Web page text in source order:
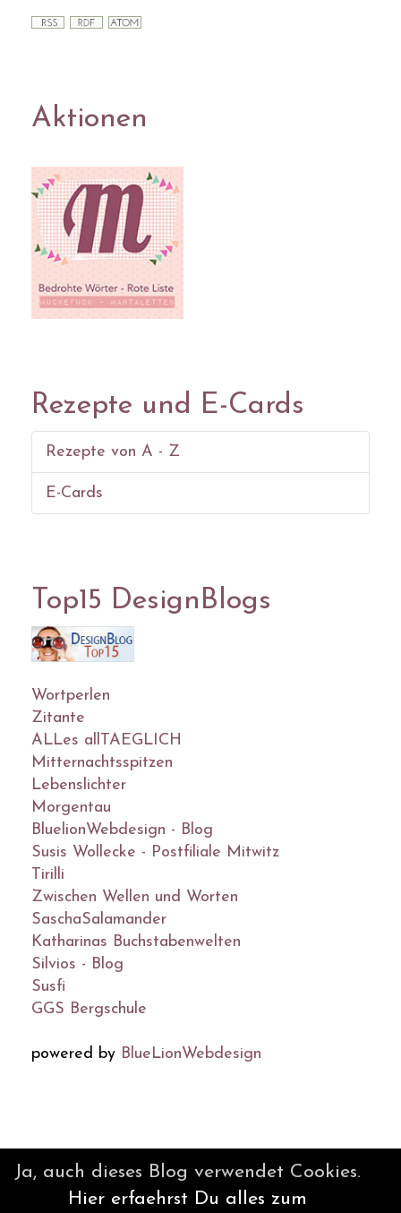
Aktionen
Rezepte und E-Cards
Rezepte von A - Z
E-Cards
Top15 DesignBlogs
Wortperlen
Zitante
ALLes allTAEGLICH
Mitternachtsspitzen
Lebenslichter
Morgentau
BluelionWebdesign - Blog
Susis Wollecke - Postfiliale Mitwitz
Tirilli
Zwischen Wellen und Worten
SaschaSalamander
Katharinas Buchstabenwelten
Silvios - Blog
Susfi
GGS Bergschule
powered by BlueLionWebdesign
BlueLionWebdesign.de
Ja, auch dieses Blog verwendet Cookies.
Hier erfaehrst Du alles zum